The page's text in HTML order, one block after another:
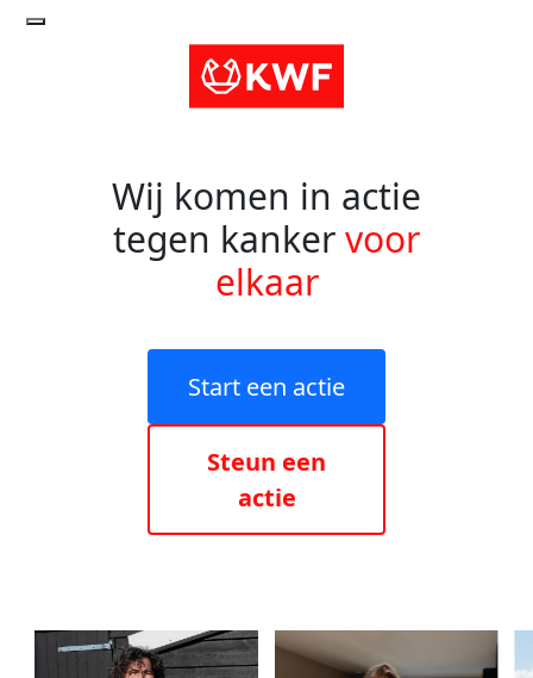
Wij komen in actie
tegen kankervoor
elkaar
Start een actie
Steun een
actie